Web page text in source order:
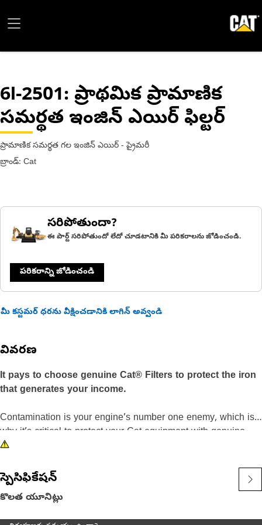
6I-2501: ప్రాథమిక ప్రామాణిక
సమర్థత ఇంజిన్ ఎయిర్ ఫిల్టర్
ప్రామాణిక సమర్థత గల ఇంజిన్ ఎయిర్ - ప్రైమరీ
బ్రాండ్: Cat
సరిపోతుందా?
ఈ పార్ట్ సరిపోతుందో లేదో చూడటానికి మీ పరికరాలను జోడించండి.
పరికరాన్ని జోడించండి
మీ కస్టమర్ ధరను వీక్షించడానికి లాగిన్ అవ్వండి
వివరణ
It pays to choose genuine Cat® Filters to protect the iron
that generates your income.
Contamination is your engine’s number one enemy, which is
why it’s critical to protect your Cat equipment with genuine
Cat Filter Elements. Cat Standard Efficiency Primary Engine
delivering increased engine protection and preventing
equipment downtime.
Offering a long service life and exceptional filtration, Cat Air
స్పెసిఫికేషన్
కొలత యూనిట్లు